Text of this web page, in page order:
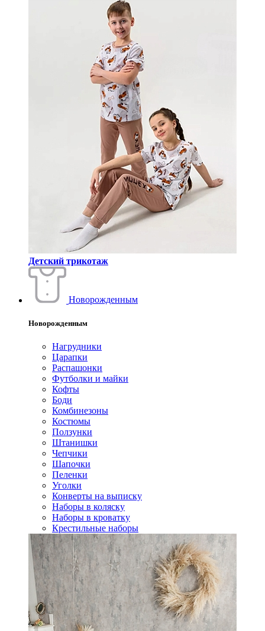
Детский трикотаж
Новорожденным
Новорожденным
Нагрудники
Царапки
Распашонки
Футболки и майки
Кофты
Боди
Комбинезоны
Костюмы
Ползунки
Штанишки
Чепчики
Шапочки
Пеленки
Уголки
Конверты на выписку
Наборы в коляску
Наборы в кроватку
Крестильные наборы